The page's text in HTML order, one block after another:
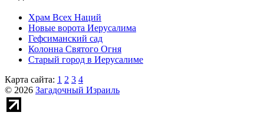
Храм Всех Наций
Новые ворота Иерусалима
Гефсиманский сад
Колонна Святого Огня
Старый город в Иерусалиме
Карта сайта: 1 2 3 4
© 2026 Загадочный Израиль